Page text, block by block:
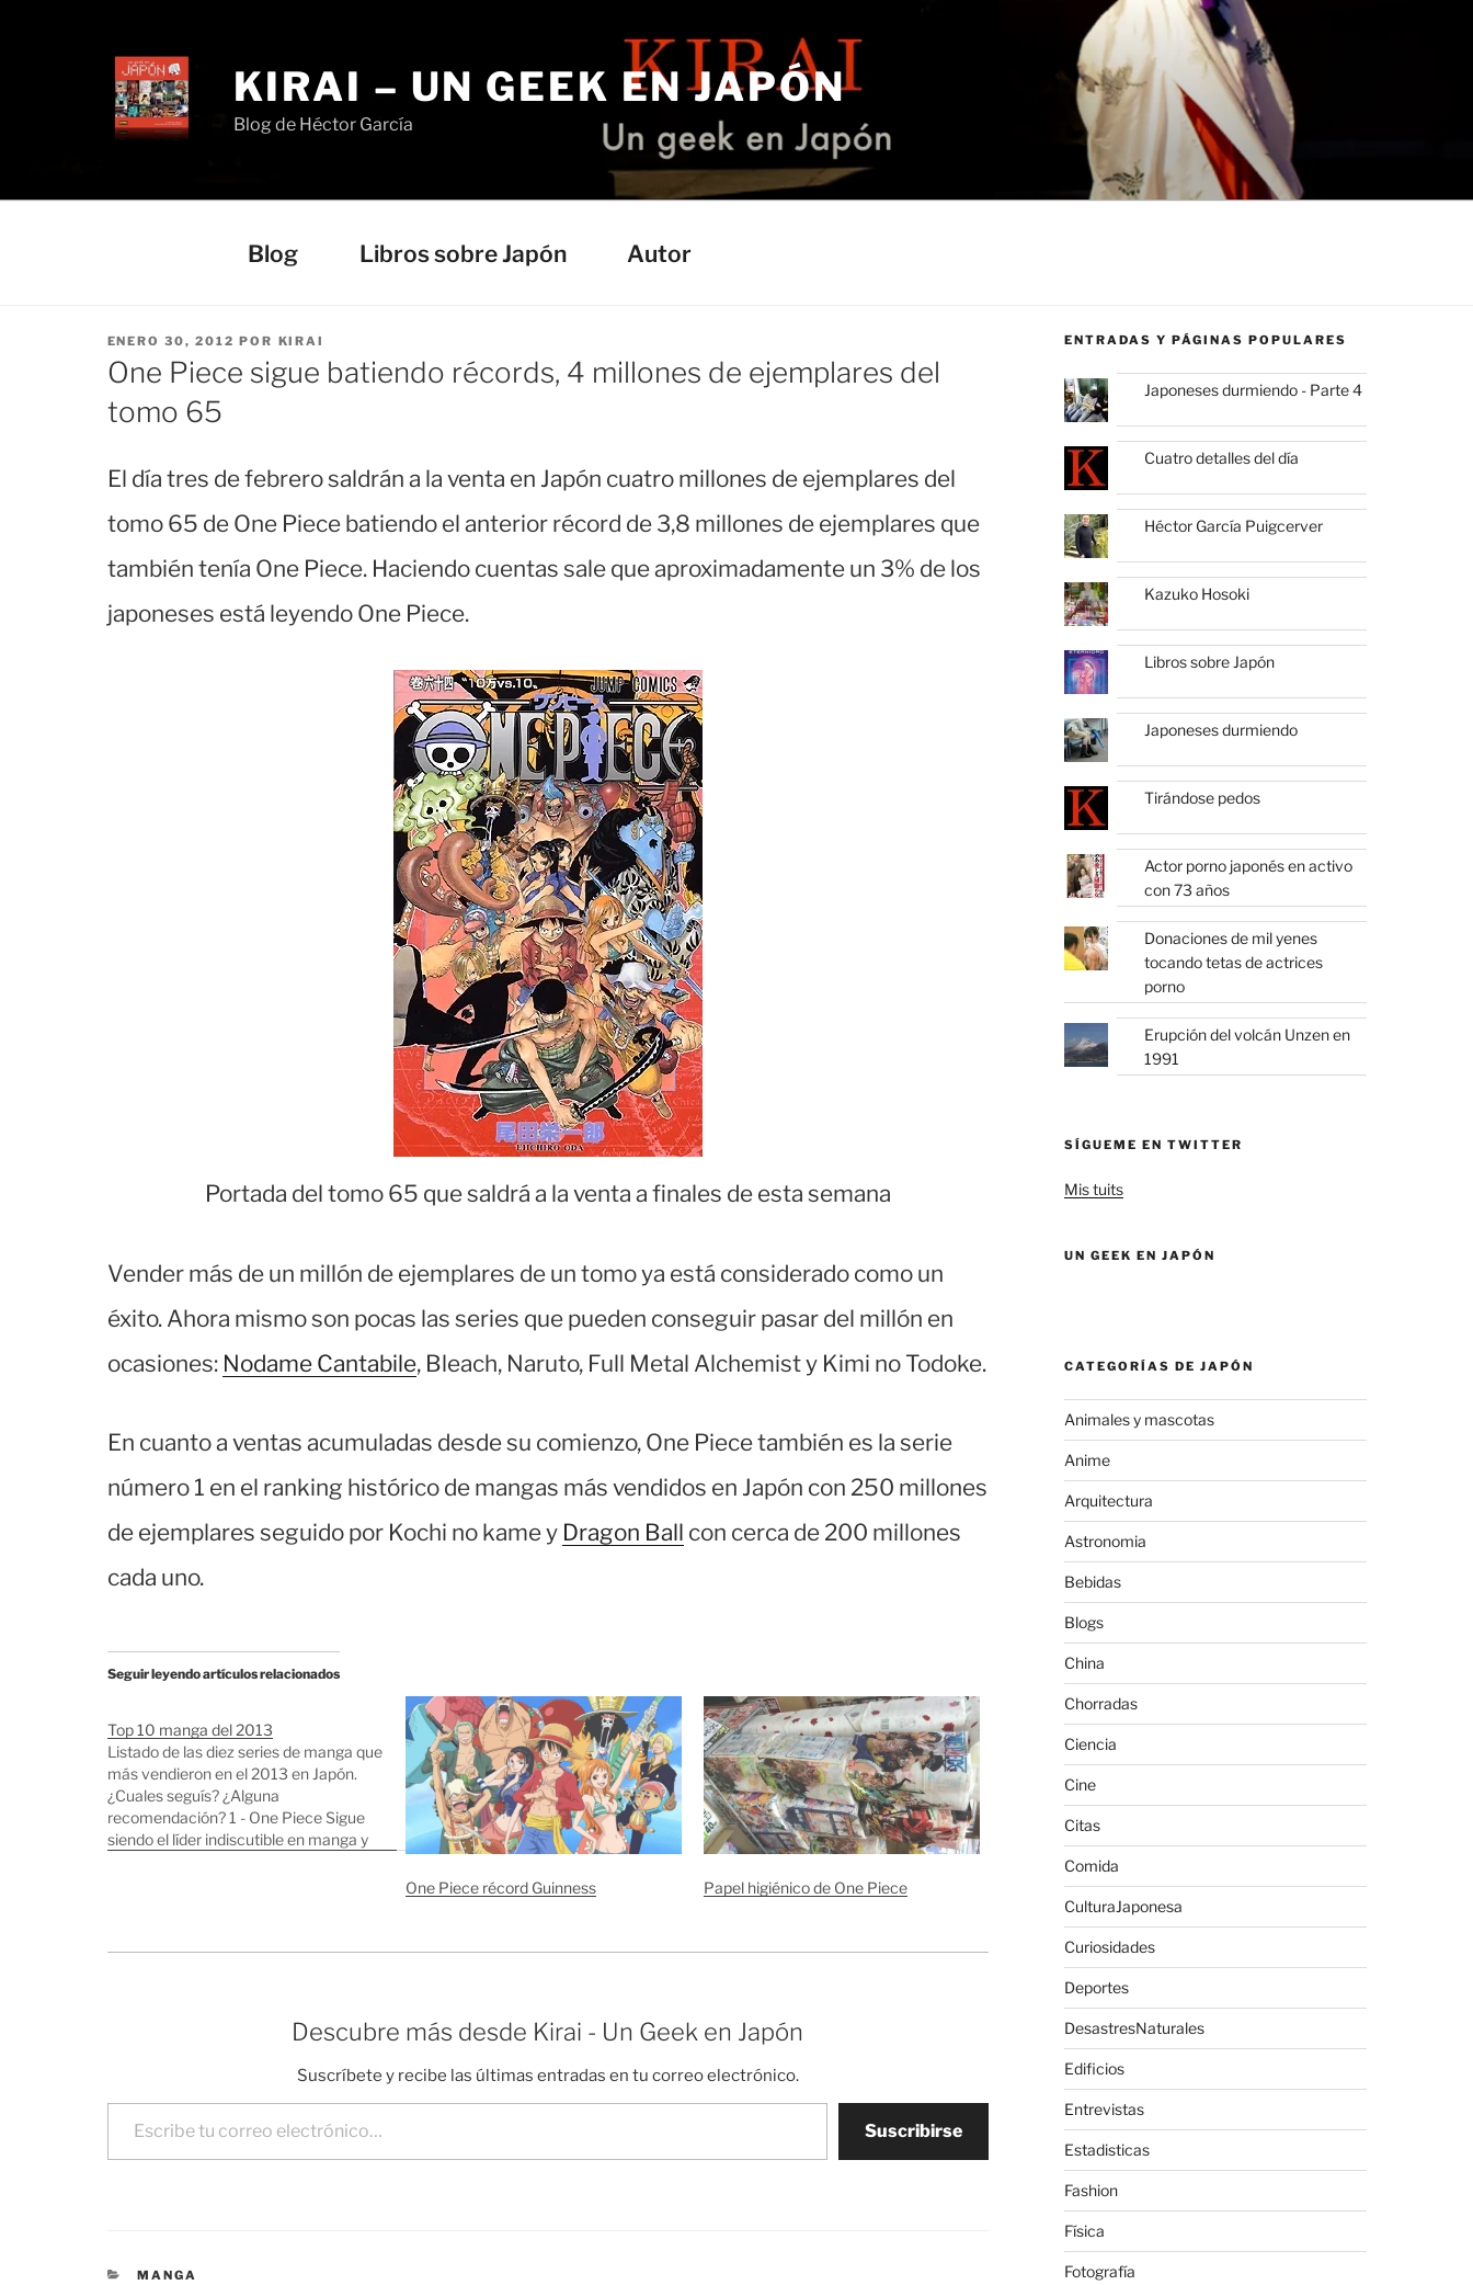
KIRAI – UN GEEK EN JAPÓN
Blog de Héctor García
Blog Libros sobre Japón Autor
PUBLICADO
EL
ENERO 30, 2012 POR KIRAI
One Piece sigue batiendo récords, 4 millones de ejemplares del
tomo 65
El día tres de febrero saldrán a la venta en Japón cuatro millones de ejemplares del
tomo 65 de One Piece batiendo el anterior récord de 3,8 millones de ejemplares que
también tenía One Piece. Haciendo cuentas sale que aproximadamente un 3% de los
japoneses está leyendo One Piece.
Portada del tomo 65 que saldrá a la venta a finales de esta semana
Vender más de un millón de ejemplares de un tomo ya está considerado como un
éxito. Ahora mismo son pocas las series que pueden conseguir pasar del millón en
ocasiones: Nodame Cantabile, Bleach, Naruto, Full Metal Alchemist y Kimi no Todoke.
En cuanto a ventas acumuladas desde su comienzo, One Piece también es la serie
número 1 en el ranking histórico de mangas más vendidos en Japón con 250 millones
de ejemplares seguido por Kochi no kame y Dragon Ball con cerca de 200 millones
cada uno.
Seguir leyendo artículos relacionados
Top 10 manga del 2013
Listado de las diez series de manga que
más vendieron en el 2013 en Japón.
¿Cuales seguís? ¿Alguna
recomendación? 1 - One Piece Sigue
siendo el líder indiscutible en manga y
One Piece récord Guinness Papel higiénico de One Piece
Descubre más desde Kirai - Un Geek en Japón
Suscríbete y recibe las últimas entradas en tu correo electrónico.
Escribe tu correo electrónico…
Suscribirse
CATEGORÍAS
MANGA
ENTRADAS Y PÁGINAS POPULARES
Japoneses durmiendo - Parte 4
Cuatro detalles del día
Héctor García Puigcerver
Kazuko Hosoki
Libros sobre Japón
Japoneses durmiendo
Tirándose pedos
Actor porno japonés en activo
con 73 años
Donaciones de mil yenes
tocando tetas de actrices
porno
Erupción del volcán Unzen en
1991
SÍGUEME EN TWITTER
Mis tuits
UN GEEK EN JAPÓN
CATEGORÍAS DE JAPÓN
Animales y mascotas
Anime
Arquitectura
Astronomia
Bebidas
Blogs
China
Chorradas
Ciencia
Cine
Citas
Comida
CulturaJaponesa
Curiosidades
Deportes
DesastresNaturales
Edificios
Entrevistas
Estadisticas
Fashion
Física
Fotografía